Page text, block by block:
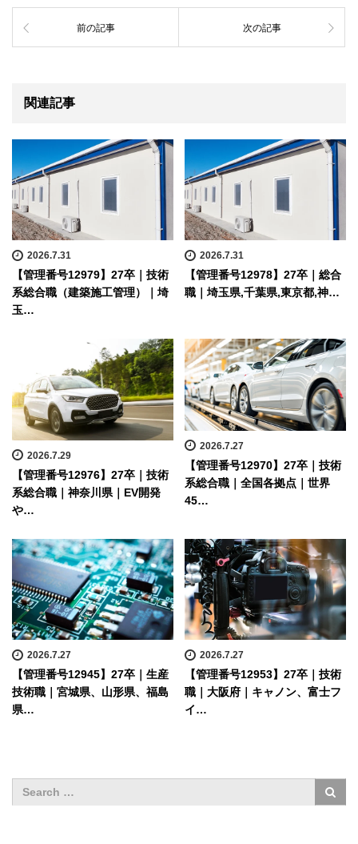
前の記事 次の記事
関連記事
2026.7.31
【管理番号12979】27卒｜技術
系総合職（建築施工管理）｜埼
玉…
2026.7.31
【管理番号12978】27卒｜総合
職｜埼玉県,千葉県,東京都,神…
2026.7.29
【管理番号12976】27卒｜技術
系総合職｜神奈川県｜EV開発
や…
2026.7.27
【管理番号12970】27卒｜技術
系総合職｜全国各拠点｜世界
45…
2026.7.27
【管理番号12945】27卒｜生産
技術職｜宮城県、山形県、福島
県…
2026.7.27
【管理番号12953】27卒｜技術
職｜大阪府｜キャノン、富士フ
イ…